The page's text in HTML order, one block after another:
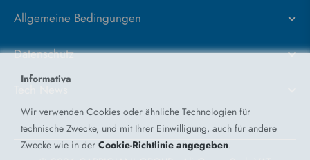
Allgemeine Bedingungen
Datenschutz
Informativa
Wir verwenden Cookies oder ähnliche Technologien für
technische Zwecke, und mit Ihrer Einwilligung, auch für andere
Zwecke wie in der Cookie-Richtlinie angegeben.